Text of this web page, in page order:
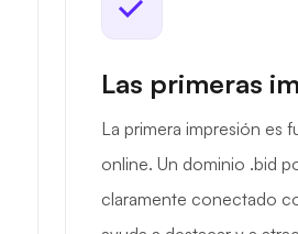
Las primeras
La primera impresión es
online. Un dominio .bid
claramente conectado